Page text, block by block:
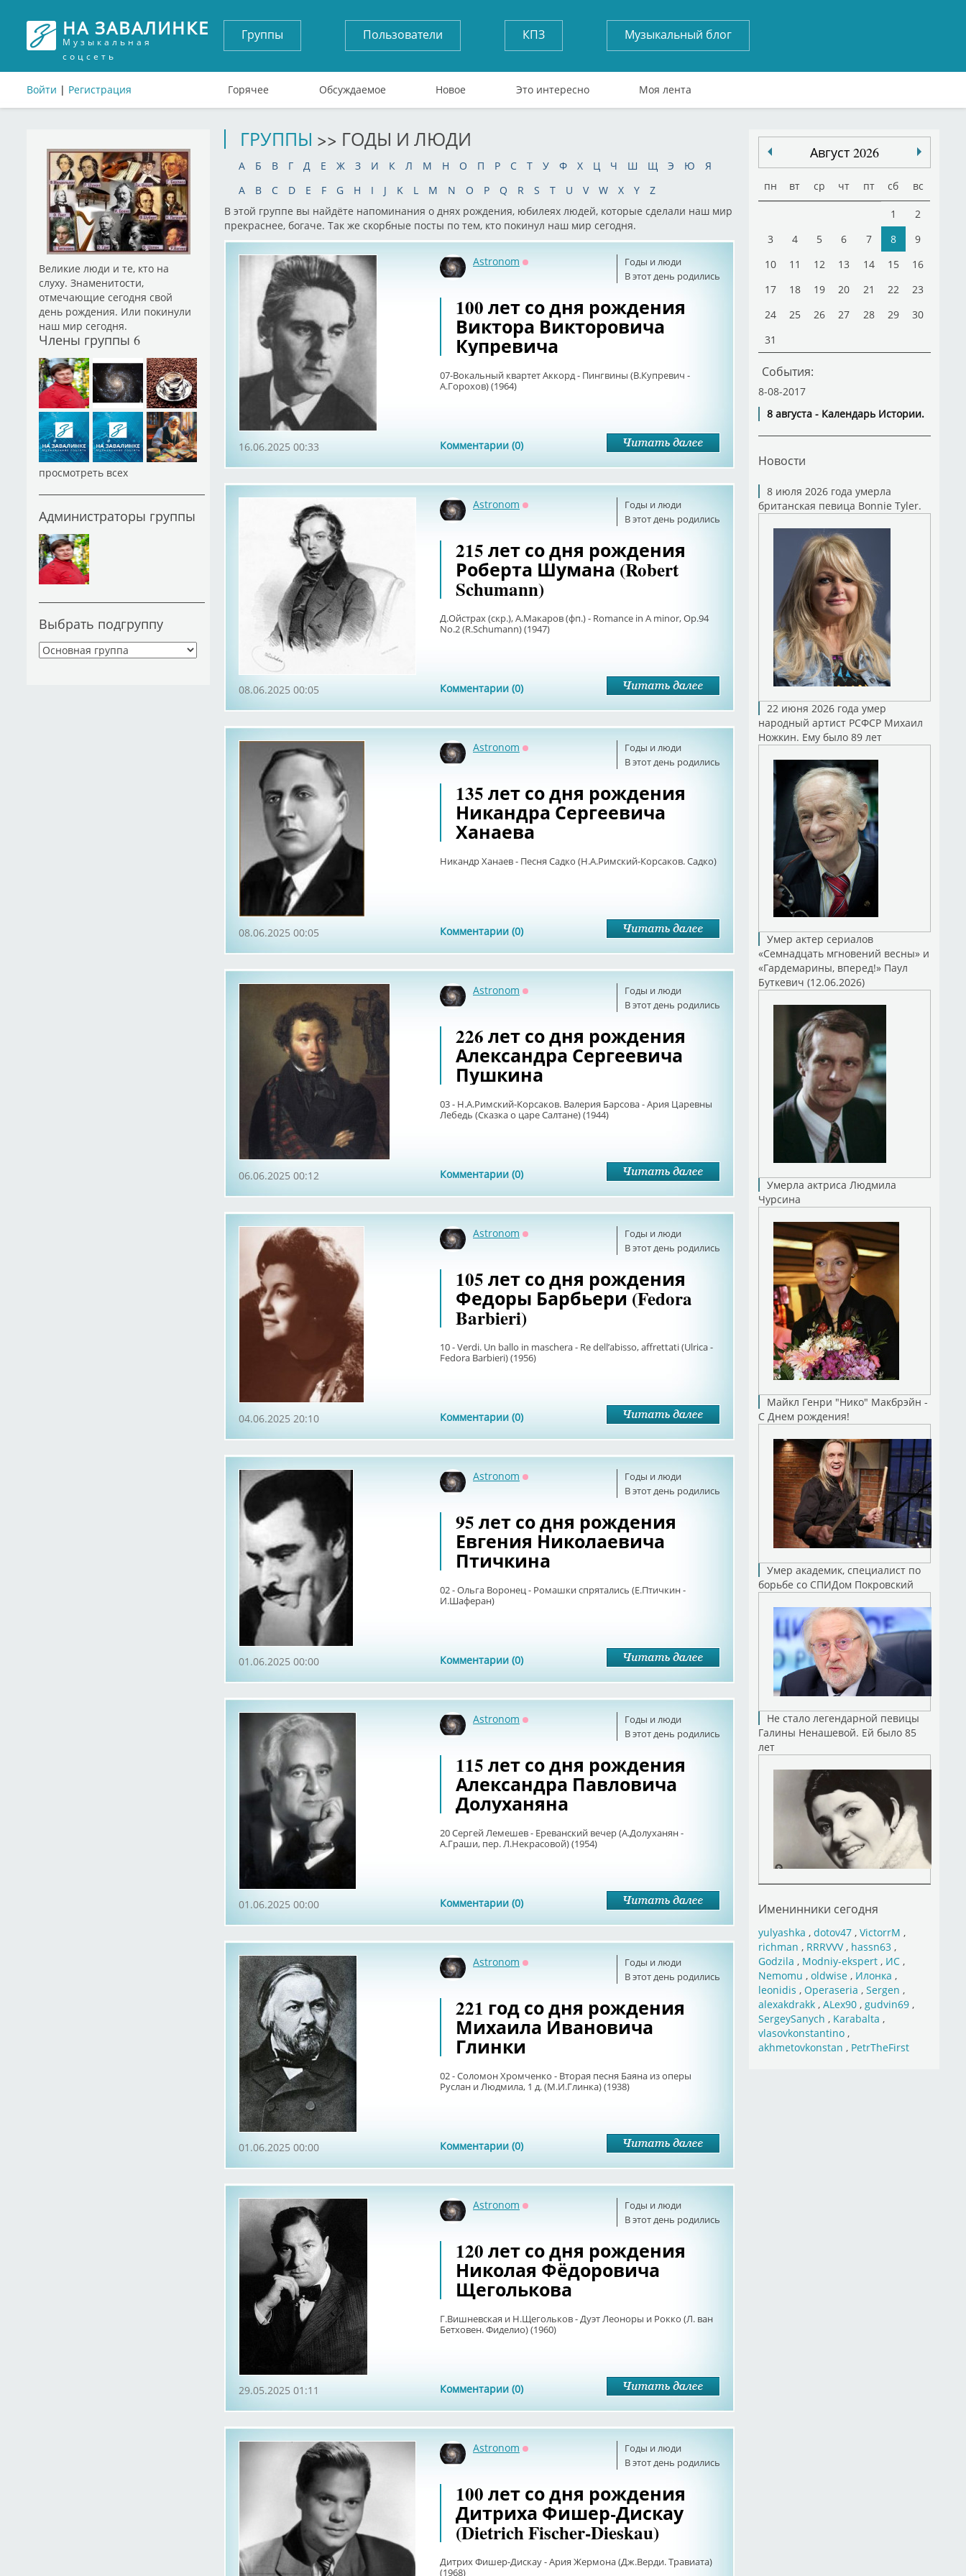
НА ЗАВАЛИНКЕ
Музыкальная
соцсеть
Войти | Регистрация
Группы Пользователи КПЗ Музыкальный блог
Горячее Обсуждаемое Новое Это интересно Моя лента
Великие люди и те, кто на
слуху. Знаменитости,
отмечающие сегодня свой
день рождения. Или покинули
наш мир сегодня.
Члены группы 6
просмотреть всех
Администраторы группы
Выбрать подгруппу
ГРУППЫ >> ГОДЫ И ЛЮДИ
А Б В Г Д Е Ж З И К Л М Н О П Р С Т У Ф Х Ц Ч Ш Щ Э Ю
Я
A
B C D E F G H I J K L M N O P Q R S T U V W X Y
Z
В этой группе вы найдёте напоминания о днях рождения, юбилеях людей, которые сделали наш мир
прекраснее, богаче. Так же скорбные посты по тем, кто покинул наш мир сегодня.
Годы и люди
В этот день родились
Astronom
100 лет со дня рождения
Виктора Викторовича
Купревича
07-Вокальный квартет Аккорд - Пингвины (В.Купревич -
А.Горохов) (1964)
Комментарии (0)
16.06.2025 00:33
Годы и люди
В этот день родились
Astronom
215 лет со дня рождения
Роберта Шумана (Robert
Schumann)
Д.Ойстрах (скр.), А.Макаров (фп.) - Romance in A minor, Op.94
No.2 (R.Schumann) (1947)
Комментарии (0)
08.06.2025 00:05
Годы и люди
В этот день родились
Astronom
135 лет со дня рождения
Никандра Сергеевича
Ханаева
Никандр Ханаев - Песня Садко (Н.А.Римский-Корсаков. Садко)
Комментарии (0)
08.06.2025 00:05
Годы и люди
В этот день родились
Astronom
226 лет со дня рождения
Александра Сергеевича
Пушкина
03 - Н.А.Римский-Корсаков. Валерия Барсова - Ария Царевны
Лебедь (Сказка о царе Салтане) (1944)
Комментарии (0)
06.06.2025 00:12
Годы и люди
В этот день родились
Astronom
105 лет со дня рождения
Федоры Барбьери (Fedora
Barbieri)
10 - Verdi. Un ballo in maschera - Re dell’abisso, affrettati (Ulrica -
Fedora Barbieri) (1956)
Комментарии (0)
04.06.2025 20:10
Годы и люди
В этот день родились
Astronom
95 лет со дня рождения
Евгения Николаевича
Птичкина
02 - Ольга Воронец - Ромашки спрятались (Е.Птичкин -
И.Шаферан)
Комментарии (0)
01.06.2025 00:00
Годы и люди
В этот день родились
Astronom
115 лет со дня рождения
Александра Павловича
Долуханяна
20 Сергей Лемешев - Ереванский вечер (А.Долуханян -
А.Граши, пер. Л.Некрасовой) (1954)
Комментарии (0)
01.06.2025 00:00
Годы и люди
В этот день родились
Astronom
221 год со дня рождения
Михаила Ивановича
Глинки
02 - Соломон Хромченко - Вторая песня Баяна из оперы
Руслан и Людмила, 1 д. (М.И.Глинка) (1938)
Комментарии (0)
01.06.2025 00:00
Годы и люди
В этот день родились
Astronom
120 лет со дня рождения
Николая Фёдоровича
Щеголькова
Г.Вишневская и Н.Щегольков - Дуэт Леоноры и Рокко (Л. ван
Бетховен. Фиделио) (1960)
Комментарии (0)
29.05.2025 01:11
Годы и люди
В этот день родились
Astronom
100 лет со дня рождения
Дитриха Фишер-Дискау
(Dietrich Fischer-Dieskau)
Дитрих Фишер-Дискау - Ария Жермона (Дж.Верди. Травиата)
(1968)
Август 2026
пн вт ср чт пт сб вс
1
2
3
4 5 6 7 8
9
10
11 12 13 14 15
16
17
18 19 20 21 22
23
24
25 26 27 28 29
30
31
События:
8-08-2017
8 августа - Календарь Истории.
Новости
8 июля 2026 года умерла
британская певица Bonnie Tyler.
22 июня 2026 года умер
народный артист РСФСР Михаил
Ножкин. Ему было 89 лет
Умер актер сериалов
«Семнадцать мгновений весны» и
«Гардемарины, вперед!» Паул
Буткевич (12.06.2026)
Умерла актриса Людмила
Чурсина
Майкл Генри "Нико" Макбрэйн -
С Днем рождения!
Умер академик, специалист по
борьбе со СПИДом Покровский
Не стало легендарной певицы
Галины Ненашевой. Ей было 85
лет
Именинники сегодня
yulyashka , dotov47, VictorrM ,
richman , RRRVVV, hassn63,
Godzila , Modniy-ekspert, ИС,
Nemomu , oldwise, Илонка ,
leonidis , Operaseria , Sergen ,
alexakdrakk, ALex90, gudvin69,
SergeySanych , Karabalta ,
vlasovkonstantino,
akhmetovkonstan , PetrTheFirst